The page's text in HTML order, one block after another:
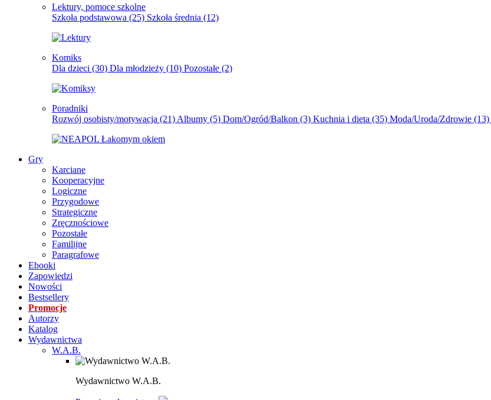
Lektury, pomoce szkolne
Szkoła podstawowa (25) Szkoła średnia (12)
Komiks
Dla dzieci (30) Dla młodzieży (10) Pozostałe (2)
Poradniki
Rozwój osobisty/motywacja (21) Albumy (5) Dom/Ogród/Balkon (3) Kuchnia i dieta (35) Moda/Uroda/Zdrowie (13)
Gry
Karciane
Kooperacyjne
Logiczne
Przygodowe
Strategiczne
Zręcznościowe
Pozostałe
Familijne
Paragrafowe
Ebooki
Zapowiedzi
Nowości
Bestsellery
Promocje
Autorzy
Katalog
Wydawnictwa
W.A.B.
Wydawnictwo W.A.B.